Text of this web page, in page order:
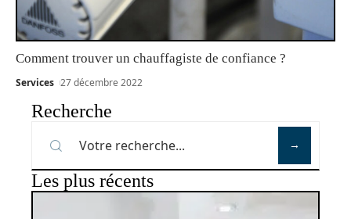
Comment trouver un chauffagiste de confiance ?
Services 27 décembre 2022
Recherche
Les plus récents